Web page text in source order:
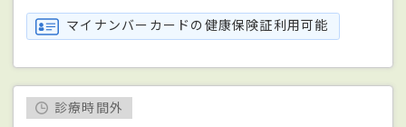
マイナンバーカードの健康保険証利用可能
診療時間外